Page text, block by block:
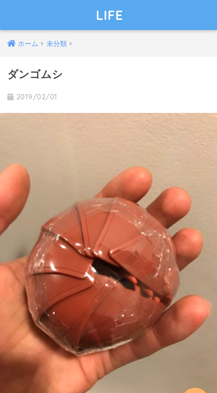
LIFE
ホーム 未分類
ダンゴムシ
2019/02/01